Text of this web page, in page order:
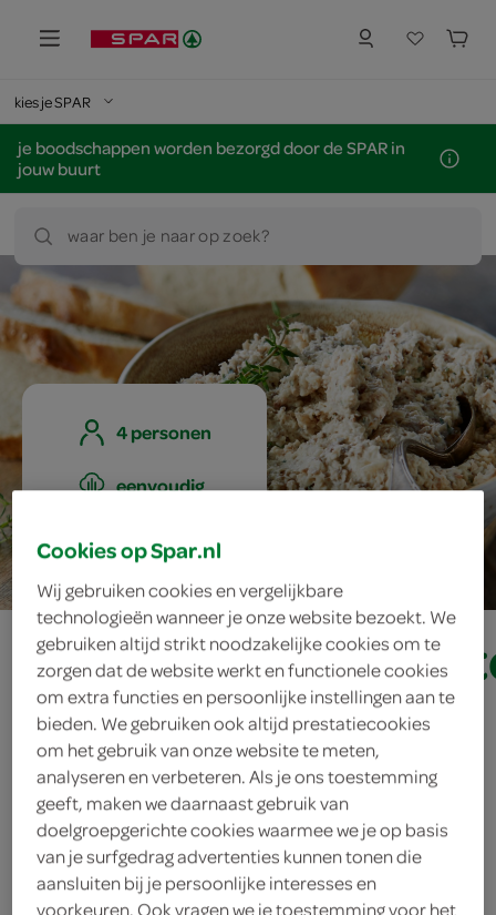
kies je SPAR
je boodschappen worden bezorgd door de SPAR in
jouw buurt
waar ben je naar op zoek?
4 personen
eenvoudig
10 min.
ingrediënten
2 druppels citroensap
1 eetlepel verse tijm
Cookies op Spar.nl
Wij gebruiken cookies en vergelijkbare
technologieën wanneer je onze website bezoekt. We
gebruiken altijd strikt noodzakelijke cookies om te
zorgen dat de website werkt en functionele cookies
om extra functies en persoonlijke instellingen aan te
bieden. We gebruiken ook altijd prestatiecookies
om het gebruik van onze website te meten,
analyseren en verbeteren. Als je ons toestemming
geeft, maken we daarnaast gebruik van
doelgroepgerichte cookies waarmee we je op basis
van je surfgedrag advertenties kunnen tonen die
aansluiten bij je persoonlijke interesses en
voorkeuren. Ook vragen we je toestemming voor het